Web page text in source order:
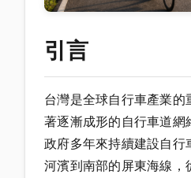
引言
台灣是全球自行車產業的
著逐漸成形的自行車道網
政府多年來持續建設自行
河濱到南部的屏東海線，